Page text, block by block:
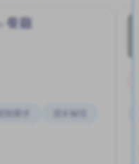
餐廳
驗要求 週末輪班